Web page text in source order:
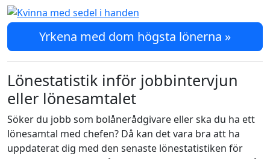
Yrkena med dom högsta lönerna »
Lönestatistik inför jobbintervjun
eller lönesamtalet
Söker du jobb som bolånerådgivare eller ska du ha ett
lönesamtal med chefen? Då kan det vara bra att ha
uppdaterat dig med den senaste lönestatistiken för